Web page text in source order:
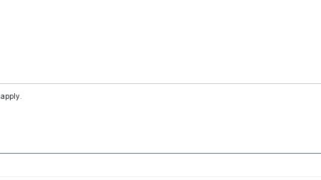
apply.